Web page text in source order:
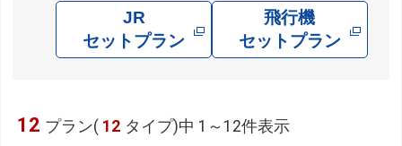
JR
セットプラン
飛行機
セットプラン
12 プラン( 12 タイプ)中 1～12件表示